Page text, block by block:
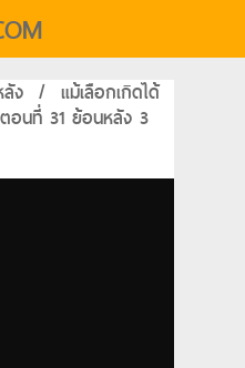
ง / แม้เลือกเกิดได้
อนที่ 31 ย้อนหลัง 3